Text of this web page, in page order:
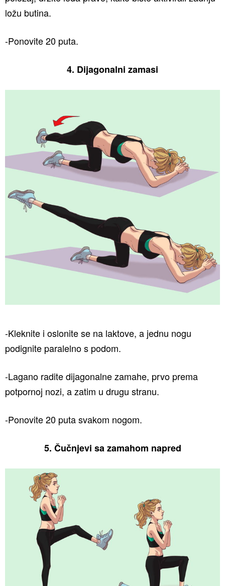
ložu butina.
-Ponovite 20 puta.
4. Dijagonalni zamasi
-Kleknite i oslonite se na laktove, a jednu nogu
podignite paralelno s podom.
-Lagano radite dijagonalne zamahe, prvo prema
potpornoj nozi, a zatim u drugu stranu.
-Ponovite 20 puta svakom nogom.
5. Čučnjevi sa zamahom napred